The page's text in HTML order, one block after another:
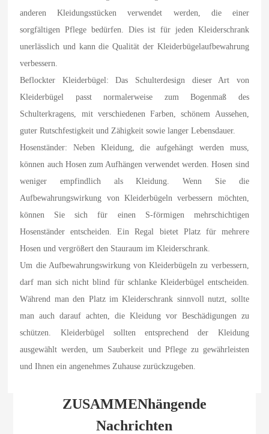
anderen Kleidungsstücken verwendet werden, die einer
sorgfältigen Pflege bedürfen. Dies ist für jeden Kleiderschrank
unerlässlich und kann die Qualität der Kleiderbügelaufbewahrung
verbessern.
Beflockter Kleiderbügel: Das Schulterdesign dieser Art von
Kleiderbügel passt normalerweise zum Bogenmaß des
Schulterkragens, mit verschiedenen Farben, schönem Aussehen,
guter Rutschfestigkeit und Zähigkeit sowie langer Lebensdauer.
Hosenständer: Neben Kleidung, die aufgehängt werden muss,
können auch Hosen zum Aufhängen verwendet werden. Hosen sind
weniger empfindlich als Kleidung. Wenn Sie die
Aufbewahrungswirkung von Kleiderbügeln verbessern möchten,
können Sie sich für einen S-förmigen mehrschichtigen
Hosenständer entscheiden. Ein Regal bietet Platz für mehrere
Hosen und vergrößert den Stauraum im Kleiderschrank.
Um die Aufbewahrungswirkung von Kleiderbügeln zu verbessern,
darf man sich nicht blind für schlanke Kleiderbügel entscheiden.
Während man den Platz im Kleiderschrank sinnvoll nutzt, sollte
man auch darauf achten, die Kleidung vor Beschädigungen zu
schützen. Kleiderbügel sollten entsprechend der Kleidung
ausgewählt werden, um Sauberkeit und Pflege zu gewährleisten
und Ihnen ein angenehmes Zuhause zurückzugeben.
ZUSAMMENhängende
Nachrichten